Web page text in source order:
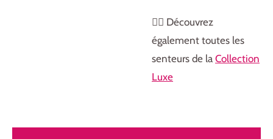
👉🏻 Découvrez
également toutes les
senteurs de la Collection
Luxe